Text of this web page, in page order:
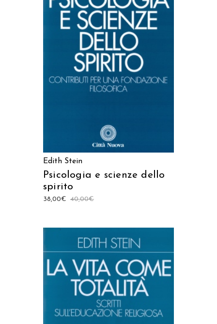
LEGGI TUTTO
Edith Stein
Psicologia e scienze dello
spirito
40,00€
38,00€